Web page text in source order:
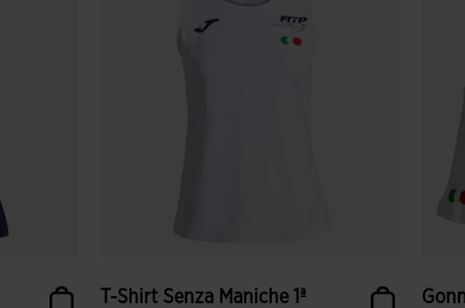
T-Shirt Senza Maniche 1ª